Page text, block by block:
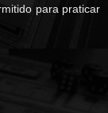
para praticar